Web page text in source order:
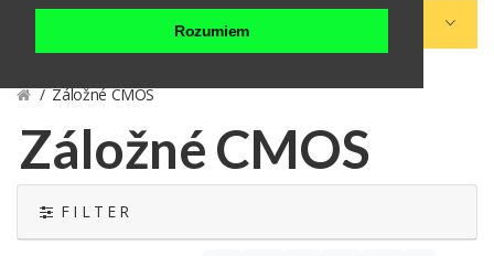
Rozumiem
Kategórie eshopu
Záložné CMOS
Záložné CMOS
F I L T E R